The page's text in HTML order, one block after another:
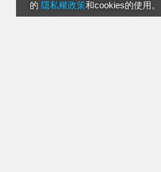
的 隱私權政策和cookies的使用。